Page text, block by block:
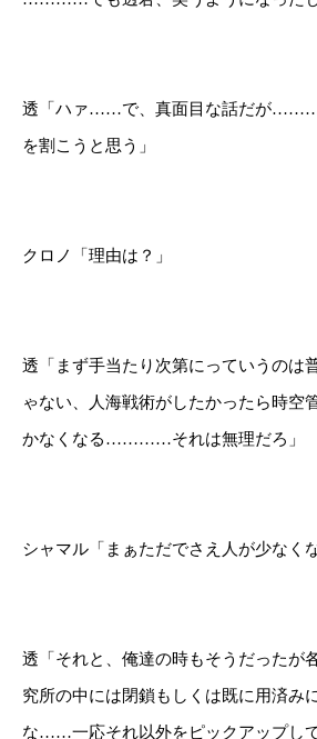
透「ハァ……で、真面目な話だが
を割こうと思う」
クロノ「理由は？」
透「まず手当たり次第にっていうのは
ゃない、人海戦術がしたかったら時空
かなくなる…………それは無理だろ」
シャマル「まぁただでさえ人が少なく
透「それと、俺達の時もそうだったが
究所の中には閉鎖もしくは既に用済み
な……一応それ以外をピックアップして